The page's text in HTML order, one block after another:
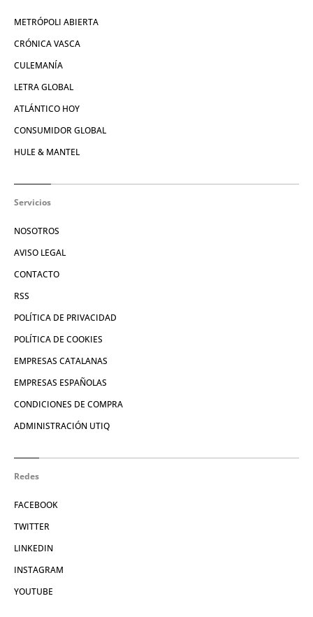
METRÓPOLI ABIERTA
CRÓNICA VASCA
CULEMANÍA
LETRA GLOBAL
ATLÁNTICO HOY
CONSUMIDOR GLOBAL
HULE & MANTEL
Servicios
NOSOTROS
AVISO LEGAL
CONTACTO
RSS
POLÍTICA DE PRIVACIDAD
POLÍTICA DE COOKIES
EMPRESAS CATALANAS
EMPRESAS ESPAÑOLAS
CONDICIONES DE COMPRA
ADMINISTRACIÓN UTIQ
Redes
FACEBOOK
TWITTER
LINKEDIN
INSTAGRAM
YOUTUBE